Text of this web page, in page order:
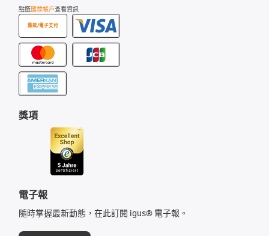
點選匯款帳戶查看資訊
匯款/電子支付
獎項
電子報
隨時掌握最新動態，在此訂閱 igus® 電子報。